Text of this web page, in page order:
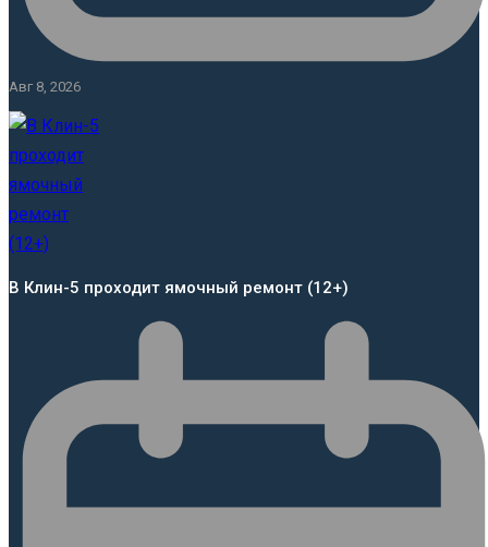
Авг 8, 2026
В Клин-5 проходит ямочный ремонт (12+)